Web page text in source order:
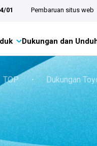
01 Pembaruan situs web
Dukungan dan
TOP ・ Dukungan